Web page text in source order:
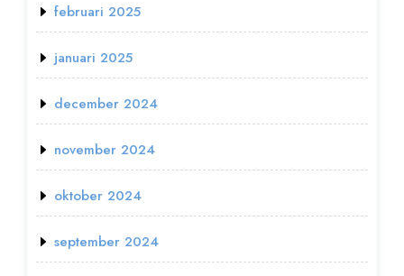
februari 2025
januari 2025
december 2024
november 2024
oktober 2024
september 2024